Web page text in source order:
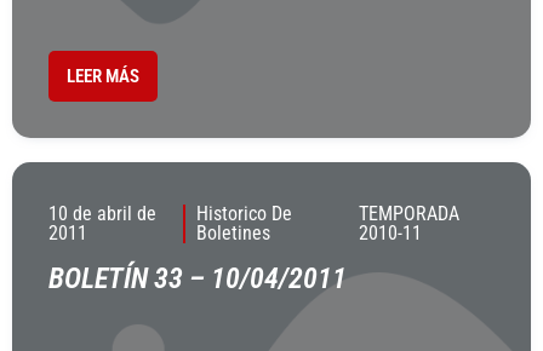
LEER MÁS
10 de abril de
2011
Historico De
Boletines
TEMPORADA
2010-11
BOLETÍN 33 – 10/04/2011